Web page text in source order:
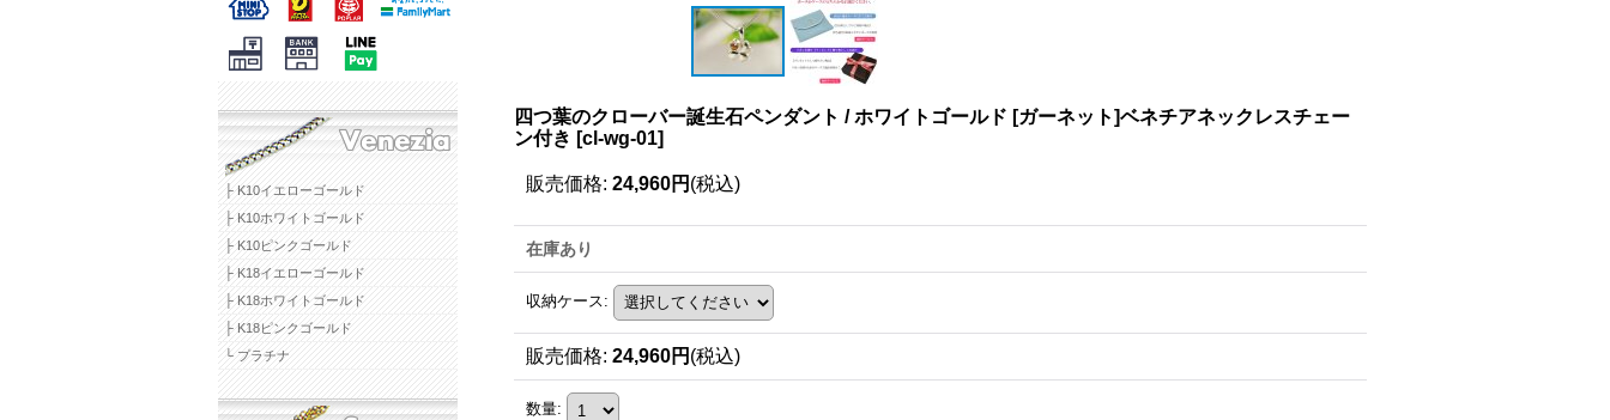
├ K10イエローゴールド
├ K10ホワイトゴールド
├ K10ピンクゴールド
├ K18イエローゴールド
├ K18ホワイトゴールド
├ K18ピンクゴールド
└ プラチナ
四つ葉のクローバー誕生石ペンダント / ホワイトゴールド [ガーネット]ベネチアネックレスチェー
ン付き [cl-wg-01]
販売価格: 24,960円 (税込)
在庫あり
収納ケース:
販売価格: 24,960円 (税込)
数量: